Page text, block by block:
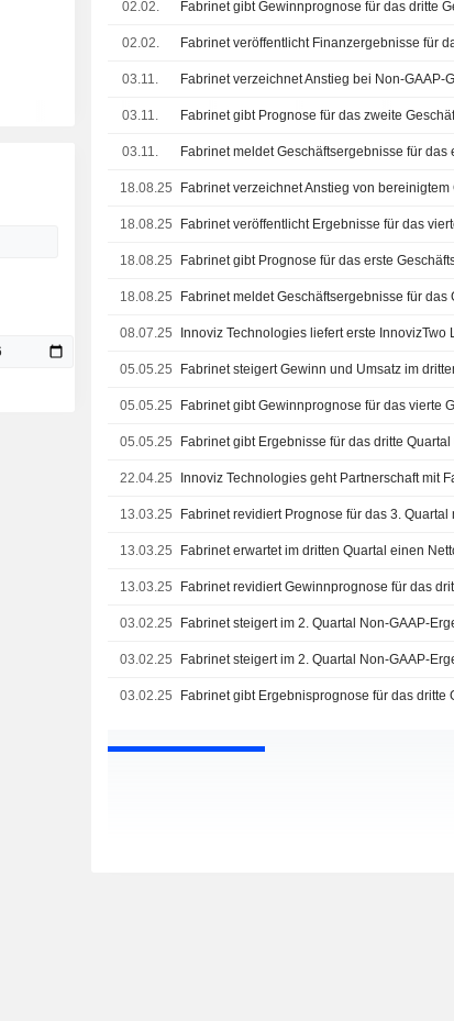
02.02.
02.02.
03.11.
03.11.
03.11.
18.08.25
18.08.25 Fabrinet veröffentlicht Ergebnisse für das
18.08.25
18.08.25 Fabrinet meldet Geschäftsergebnisse für
08.07.25
05.05.25
05.05.25
05.05.25
22.04.25
13.03.25
13.03.25
13.03.25
03.02.25
03.02.25
03.02.25